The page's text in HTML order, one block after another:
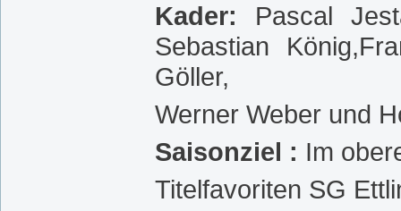
Kader: Pascal
Sebastian
Göller,
Werner Weber und
Saisonziel : Im
Titelfavoriten SG